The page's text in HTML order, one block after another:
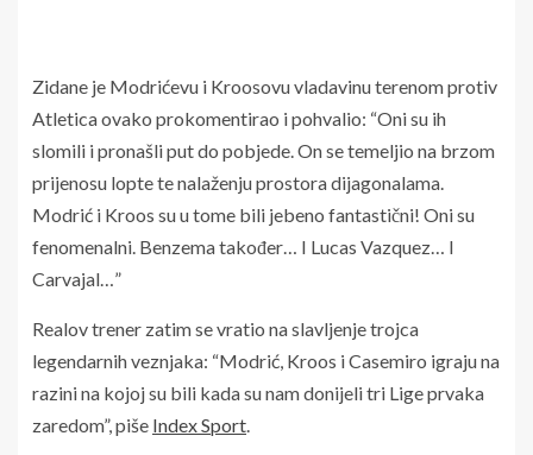
Zidane je Modrićevu i Kroosovu vladavinu terenom protiv
Atletica ovako prokomentirao i pohvalio: “Oni su ih
slomili i pronašli put do pobjede. On se temeljio na brzom
prijenosu lopte te nalaženju prostora dijagonalama.
Modrić i Kroos su u tome bili jebeno fantastični! Oni su
fenomenalni. Benzema također… I Lucas Vazquez… I
Carvajal…”
Realov trener zatim se vratio na slavljenje trojca
legendarnih veznjaka: “Modrić, Kroos i Casemiro igraju na
razini na kojoj su bili kada su nam donijeli tri Lige prvaka
zaredom”, piše Index Sport